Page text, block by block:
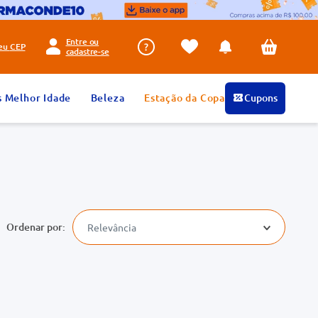
CEP
Entre ou
cadastre-se
Melhor Idade Beleza Estação da Copa Cupons
Relevância